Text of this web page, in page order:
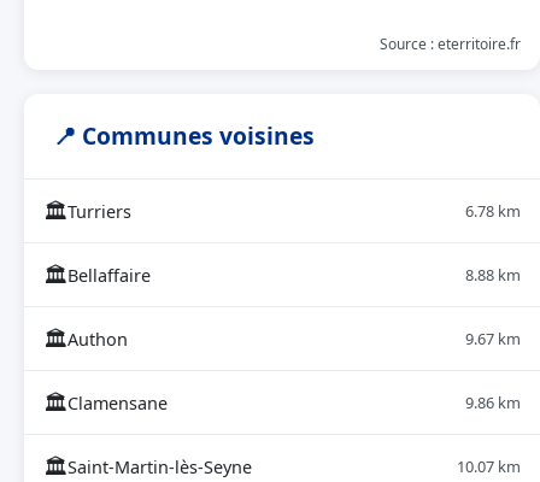
Source : eterritoire.fr
📍 Communes voisines
🏛Turriers 6.78 km
🏛Bellaffaire 8.88 km
🏛Authon 9.67 km
🏛Clamensane 9.86 km
🏛Saint-Martin-lès-Seyne 10.07 km